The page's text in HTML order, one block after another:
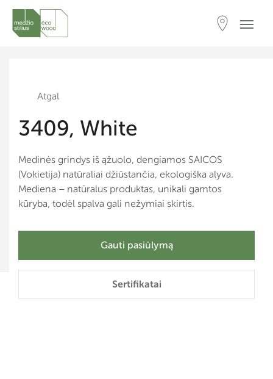
Atgal
3409, White
Medinės grindys iš ąžuolo, dengiamos SAICOS
(Vokietija) natūraliai džiūstančia, ekologiška alyva.
Mediena – natūralus produktas, unikali gamtos
kūryba, todėl spalva gali nežymiai skirtis.
Gauti pasiūlymą
Sertifikatai